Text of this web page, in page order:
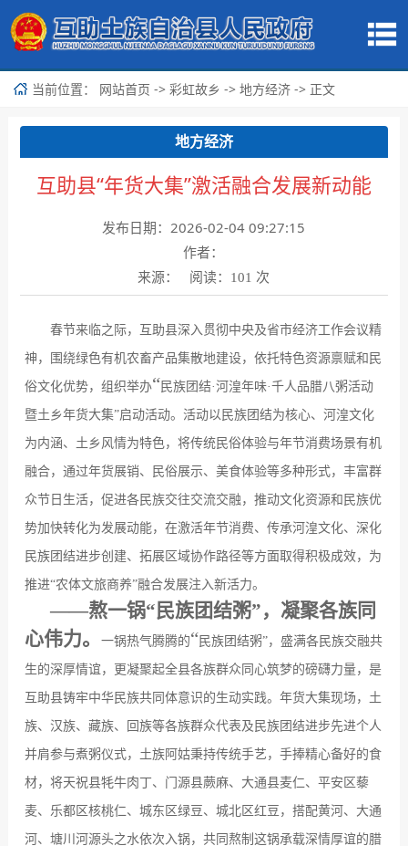
当前位置： 网站首页 -> 彩虹故乡 -> 地方经济 -> 正文
地方经济
互助县“年货大集”激活融合发展新动能
发布日期：2026-02-04 09:27:15
作者：
来源： 阅读：
101 次
春节来临之际，互助县深入贯彻中央及省市经济工作会议精
神，围绕绿色有机农畜产品集散地建设，依托特色资源禀赋和民
俗文化优势，组织举办“民族团结·河湟年味·千人品腊八粥活动
暨土乡年货大集”启动活动。活动以民族团结为核心、河湟文化
为内涵、土乡风情为特色，将传统民俗体验与年节消费场景有机
融合，通过年货展销、民俗展示、美食体验等多种形式，丰富群
众节日生活，促进各民族交往交流交融，推动文化资源和民族优
势加快转化为发展动能，在激活年节消费、传承河湟文化、深化
民族团结进步创建、拓展区域协作路径等方面取得积极成效，为
推进“农体文旅商养”融合发展注入新活力。
——熬一锅“民族团结粥”，凝聚各族同
心伟力。 一锅热气腾腾的“民族团结粥”，盛满各民族交融共
生的深厚情谊，更凝聚起全县各族群众同心筑梦的磅礴力量，是
互助县铸牢中华民族共同体意识的生动实践。年货大集现场，土
族、汉族、藏族、回族等各族群众代表及民族团结进步先进个人
并肩参与煮粥仪式，土族阿姑秉持传统手艺，手捧精心备好的食
材，将天祝县牦牛肉丁、门源县蕨麻、大通县麦仁、平安区藜
麦、乐都区核桃仁、城东区绿豆、城北区红豆，搭配黄河、大通
河、塘川河源头之水依次入锅，共同熬制这锅承载深情厚谊的腊